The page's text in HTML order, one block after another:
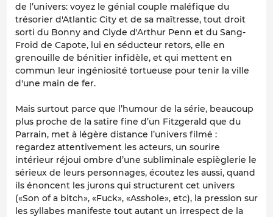
de l’univers: voyez le génial couple maléfique du
trésorier d'Atlantic City et de sa maîtresse, tout droit
sorti du Bonny and Clyde d'Arthur Penn et du Sang-
Froid de Capote, lui en séducteur retors, elle en
grenouille de bénitier infidèle, et qui mettent en
commun leur ingéniosité tortueuse pour tenir la ville
d'une main de fer.
Mais surtout parce que l’humour de la série, beaucoup
plus proche de la satire fine d’un Fitzgerald que du
Parrain, met à légère distance l’univers filmé :
regardez attentivement les acteurs, un sourire
intérieur réjoui ombre d’une subliminale espièglerie le
sérieux de leurs personnages, écoutez les aussi, quand
ils énoncent les jurons qui structurent cet univers
(«Son of a bitch», «Fuck», «Asshole», etc), la pression sur
les syllabes manifeste tout autant un irrespect de la